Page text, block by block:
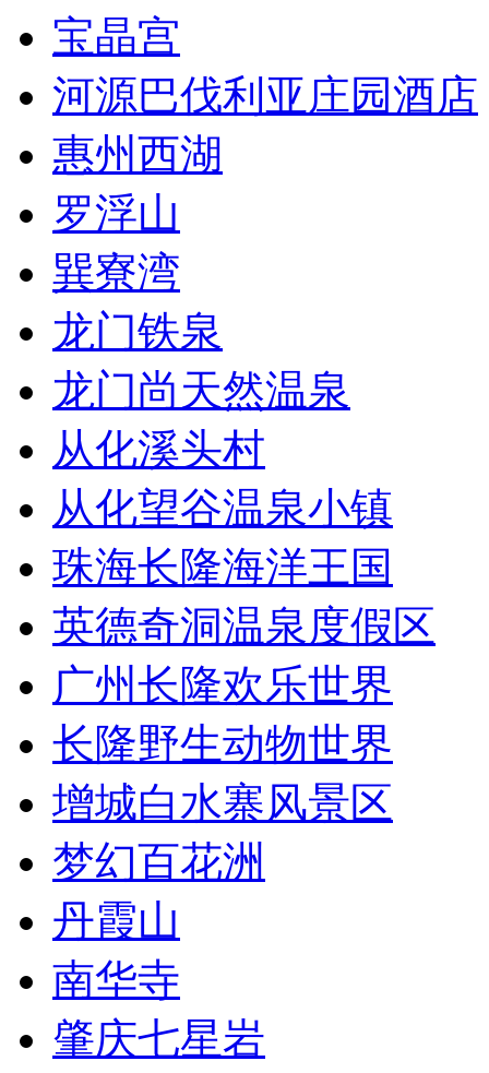
宝晶宫
河源巴伐利亚庄园酒店
惠州西湖
罗浮山
巽寮湾
龙门铁泉
龙门尚天然温泉
从化溪头村
从化望谷温泉小镇
珠海长隆海洋王国
英德奇洞温泉度假区
广州长隆欢乐世界
长隆野生动物世界
增城白水寨风景区
梦幻百花洲
丹霞山
南华寺
肇庆七星岩